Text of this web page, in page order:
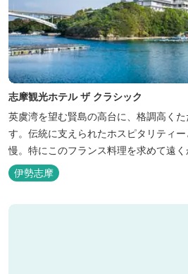
志摩観光ホテル ザ クラシック
英虞湾を望む賢島の高台に、格調高く
す。伝統に支えられたホスピタリティ
慢。特にこのフランス料理を求めて遠
ど。洗練されたサービスに、寛ぎと至福
さい。 ※2016年6月7日リニューアルオー
伊勢志摩